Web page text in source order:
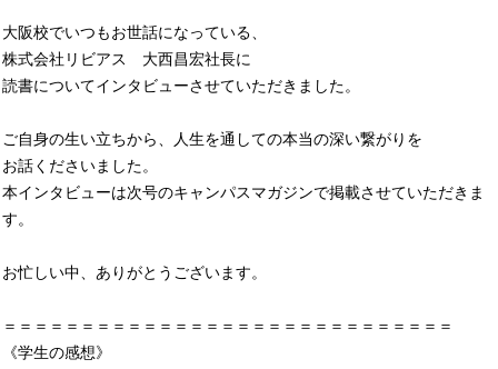
大阪校でいつもお世話になっている、
株式会社リビアス 大西昌宏社長に
読書についてインタビューさせていただきました。
ご自身の生い立ちから、人生を通しての本当の深い繋がりを
お話くださいました。
本インタビューは次号のキャンパスマガジンで掲載させていただきま
す。
お忙しい中、ありがとうございます。
＝＝＝＝＝＝＝＝＝＝＝＝＝＝＝＝＝＝＝＝＝＝＝＝＝＝＝＝＝
《学生の感想》